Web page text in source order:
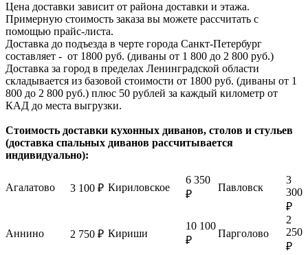
Цена доставки зависит от района доставки и этажа.
Примерную стоимость заказа вы можете рассчитать с
помощью прайс-листа.
Доставка до подъезда в черте города Санкт-Петербург
составляет - от 1800 руб. (диваны от 1 800 до 2 800 руб.)
Доставка за город в пределах Ленинградской области
складывается из базовой стоимости от 1800 руб. (диваны от 1
800 до 2 800 руб.) плюс 50 рублей за каждый километр от
КАД до места выгрузки.
Стоимость доставки кухонных диванов, столов и стульев
(доставка спальных диванов рассчитывается
индивидуально):
Агалатово 3 100 ₽ Кириловское
6 350
₽
Павловск
3
300
₽
Аннино 2 750 ₽ Кириши
10 100
₽
Парголово
2
250
₽